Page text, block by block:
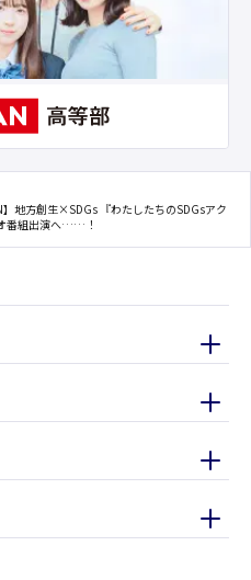
】地方創生×SDGs 『わたしたちのSDGsアク
番組出演へ……！